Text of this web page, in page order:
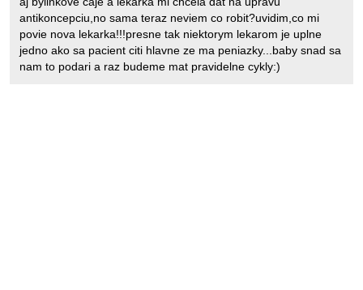
antikoncepciu,no sama teraz neviem co robit?uvidim,co mi
povie nova lekarka!!!presne tak niektorym lekarom je uplne
jedno ako sa pacient citi hlavne ze ma peniazky...baby snad sa
nam to podari a raz budeme mat pravidelne cykly:)